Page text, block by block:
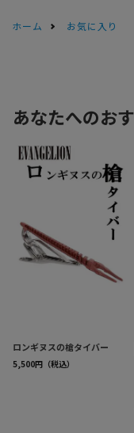
ホーム お気に入り